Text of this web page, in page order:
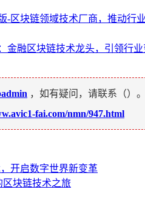
-区块链领域技术厂商，推动行
金融区块链技术龙头，引领行
，如有疑问，请联系（）。
fai.com/nmn/947.html
开启数字世界新变革
块链技术之旅